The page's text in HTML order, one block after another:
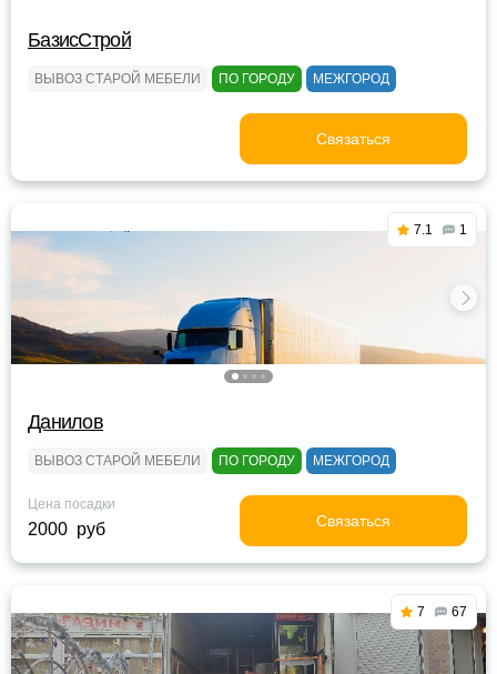
БазисСтрой
ВЫВОЗ СТАРОЙ МЕБЕЛИ ПО ГОРОДУ МЕЖГОРОД
Связаться
7.1 1
Данилов
ВЫВОЗ СТАРОЙ МЕБЕЛИ ПО ГОРОДУ МЕЖГОРОД
Цена посадки
2000 руб Связаться
7 67